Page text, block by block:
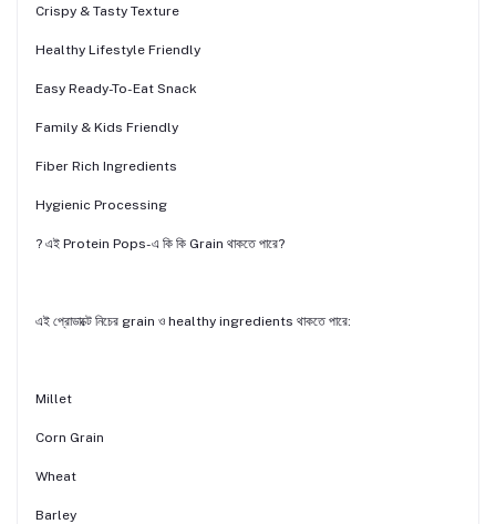
Crispy & Tasty Texture
Healthy Lifestyle Friendly
Easy Ready-To-Eat Snack
Family & Kids Friendly
Fiber Rich Ingredients
Hygienic Processing
? এই Protein Pops-এ কি কি Grain থাকতে পারে?
এই প্রোডাক্টে নিচের grain ও healthy ingredients থাকতে পারে:
Millet
Corn Grain
Wheat
Barley